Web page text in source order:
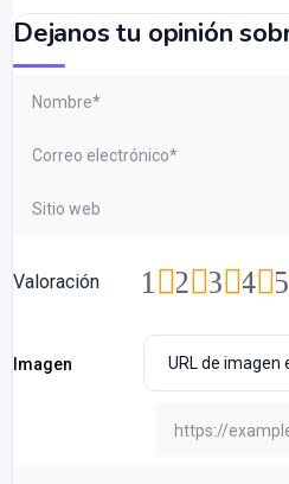
Dejanos tu opinión
Valoración 5
4
3
2
1
Imagen